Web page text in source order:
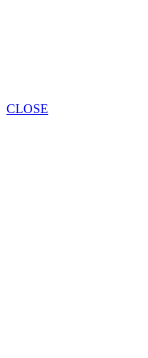
CLOSE